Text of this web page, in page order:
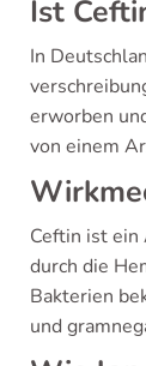
Ist
In
erworben
von einem
Ceftin ist
durch die
Bakterien
und